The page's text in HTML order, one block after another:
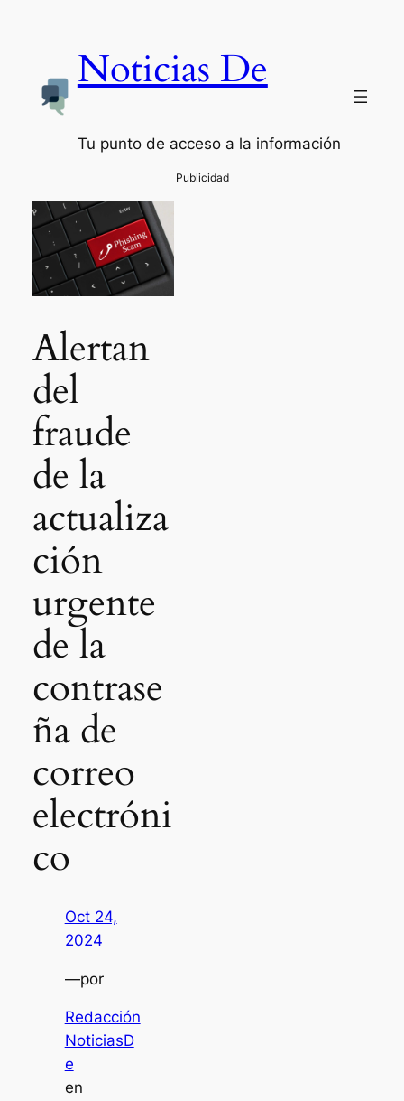
Noticias De
Tu punto de acceso a la información
Alertan
del
fraude
de la
actualiza
ción
urgente
de la
contrase
ña de
correo
electróni
co
Oct 24,
2024
—por
Redacción
NoticiasD
e
en